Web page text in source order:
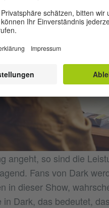
angeht, so sind die
Fans von Dark
in dieser Show,
in Dark, das bedeutet,